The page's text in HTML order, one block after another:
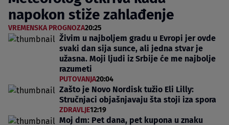
napokon stiže zahlađenje
VREMENSKA PROGNOZA20:25
Živim u najboljem gradu u Evropi jer ovde
svaki dan sija sunce, ali jedna stvar je
užasna. Moji ljudi iz Srbije će me najbolje
razumeti
PUTOVANJA20:04
Zašto je Novo Nordisk tužio Eli Lilly:
Stručnjaci objašnjavaju šta stoji iza spora
ZDRAVLJE12:19
Moj dm: Pet dana, pet kupona u znaku